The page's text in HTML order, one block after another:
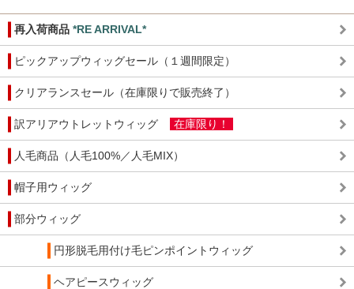
再入荷商品 *RE ARRIVAL*
ピックアップウィッグセール（１週間限定）
クリアランスセール（在庫限りで販売終了）
訳アリアウトレットウィッグ 在庫限り！
人毛商品（人毛100%／人毛MIX）
帽子用ウィッグ
部分ウィッグ
円形脱毛用付け毛ピンポイントウィッグ
ヘアピースウィッグ